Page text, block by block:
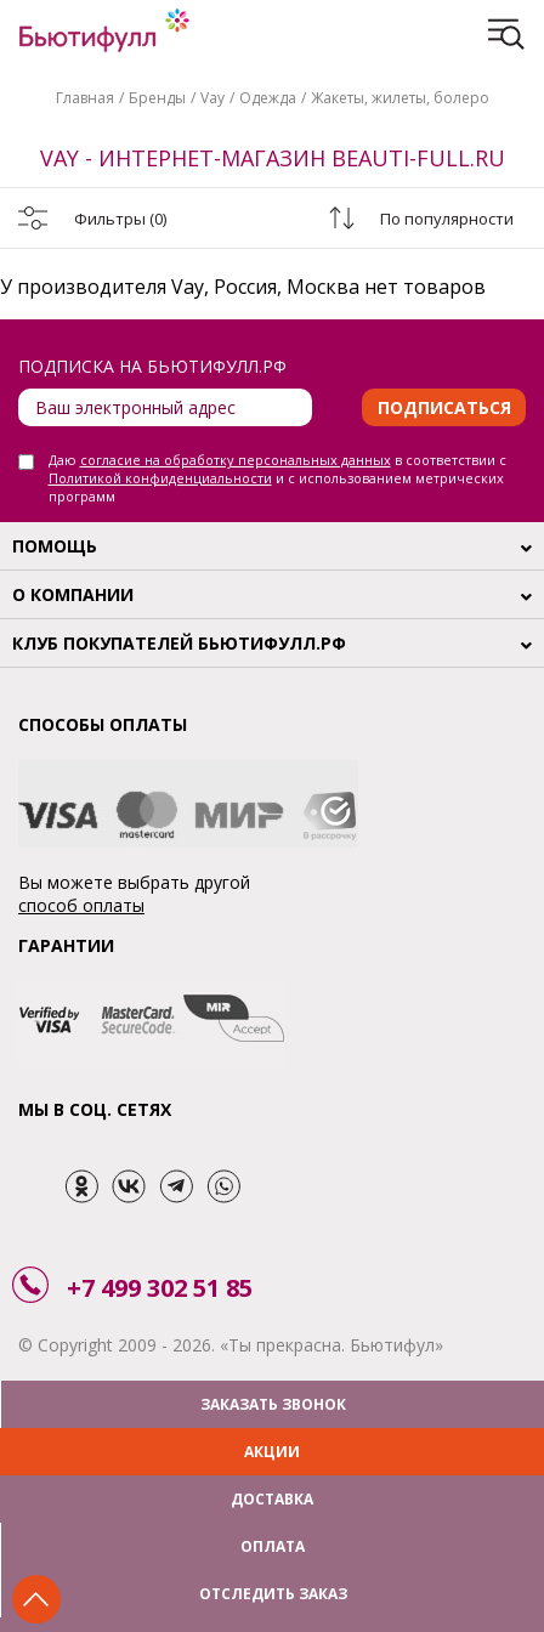
Главная Бренды Vay Одежда Жакеты, жилеты, болеро
VAY - ИНТЕРНЕТ-МАГАЗИН BEAUTI-FULL.RU
Фильтры (0) По популярности
У производителя Vay, Россия, Москва нет товаров
ПОДПИСКА НА БЬЮТИФУЛЛ.РФ
ПОДПИСАТЬСЯ
Даю согласие на обработку персональных данныхв соответствии с
Политикой конфиденциальности и с использованием метрических
программ
ПОМОЩЬ
О КОМПАНИИ
КЛУБ ПОКУПАТЕЛЕЙ БЬЮТИФУЛЛ.РФ
СПОСОБЫ ОПЛАТЫ
Вы можете выбрать другой
способ оплаты
ГАРАНТИИ
МЫ В СОЦ. СЕТЯХ
+7 499 302 51 85
© Copyright 2009 - 2026. «Ты прекрасна. Бьютифул»
ЗАКАЗАТЬ ЗВОНОК
АКЦИИ
ДОСТАВКА
ОПЛАТА
ОТСЛЕДИТЬ ЗАКАЗ